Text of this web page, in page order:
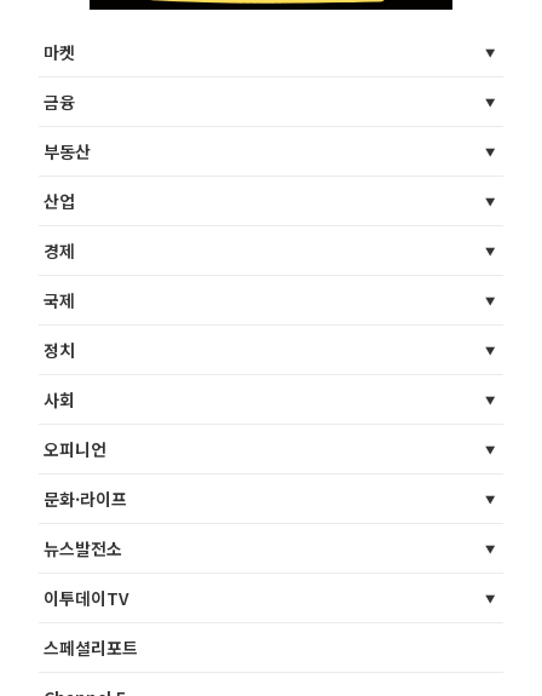
마켓
금융
부동산
산업
경제
국제
정치
사회
오피니언
문화·라이프
뉴스발전소
이투데이TV
스페셜리포트